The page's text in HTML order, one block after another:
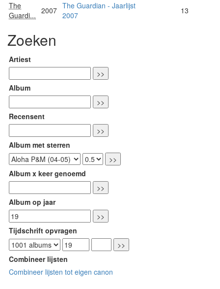
The
Guardi... 2007 The Guardian - Jaarlijst
2007
13
Zoeken
Artiest
Album
Recensent
Album met sterren
Album x keer genoemd
Album op jaar
Tijdschrift opvragen
Combineer lijsten
Combineer lijsten tot eigen canon